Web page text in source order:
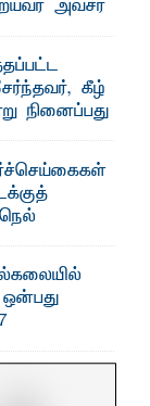
அவசர
...
கீழ்
நினைப்பது
பிரபாகரன்
என்பதால்
பல ...